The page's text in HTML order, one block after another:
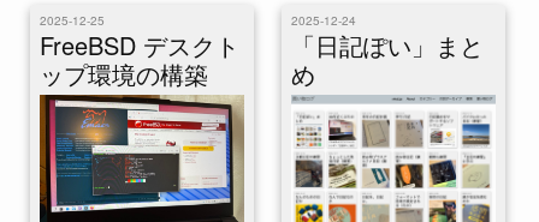
ィングで支援した（≒買った）
キーボード、Naya Createが届
いて、今週から試しにメインで
使ってみ...
2025-12-25
FreeBSD デスクト
ップ環境の構築
2025-12-24
「日記ぽい」まと
め